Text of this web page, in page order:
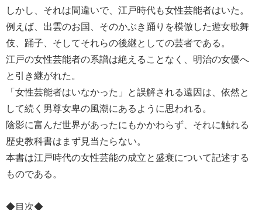
しかし、それは間違いで、江戸時代も女性芸能者はいた。
例えば、出雲のお国、そのかぶき踊りを模倣した遊女歌舞
伎、踊子、そしてそれらの後継としての芸者である。
江戸の女性芸能者の系譜は絶えることなく、明治の女優へ
と引き継がれた。
「女性芸能者はいなかった」と誤解される遠因は、依然と
して続く男尊女卑の風潮にあるように思われる。
陰影に富んだ世界があったにもかかわらず、それに触れる
歴史教科書はまず見当たらない。
本書は江戸時代の女性芸能の成立と盛衰について記述する
ものである。
◆目次◆